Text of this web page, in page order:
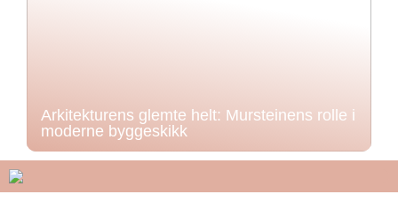
Arkitekturens glemte helt: Mursteinens rolle i
moderne byggeskikk